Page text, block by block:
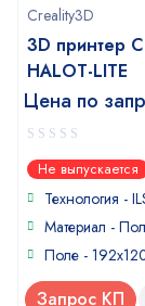
Creality3D
3D принтер
HALOT-LITE
Цена по
0
out
of
Не выпускается
Технология -
Материал -
Поле -
Запрос КП